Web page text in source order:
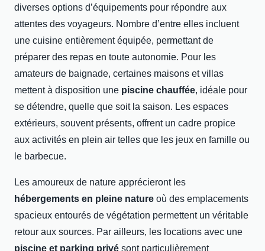
diverses options d’équipements pour répondre aux
attentes des voyageurs. Nombre d’entre elles incluent
une cuisine entièrement équipée, permettant de
préparer des repas en toute autonomie. Pour les
amateurs de baignade, certaines maisons et villas
mettent à disposition une piscine chauffée, idéale pour
se détendre, quelle que soit la saison. Les espaces
extérieurs, souvent présents, offrent un cadre propice
aux activités en plein air telles que les jeux en famille ou
le barbecue.
Les amoureux de nature apprécieront les
hébergements en pleine nature où des emplacements
spacieux entourés de végétation permettent un véritable
retour aux sources. Par ailleurs, les locations avec une
piscine et parking privé sont particulièrement